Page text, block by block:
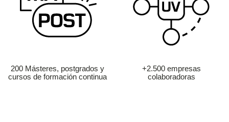
200 Másteres, postgrados y
cursos de formación continua
+2.500 empresas
colaboradoras